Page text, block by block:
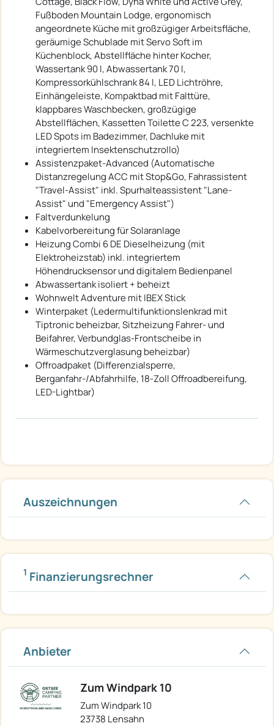
Fußboden Mountain Lodge, ergonomisch
angeordnete Küche mit großzügiger Arbeitsfläche,
geräumige Schublade mit Servo Soft im
Küchenblock, Abstellfläche hinter Kocher,
Wassertank 90 l, Abwassertank 70 l,
Kompressorkühlschrank 84 l, LED Lichtröhre,
Einhängeleiste, Kompaktbad mit Falttüre,
klappbares Waschbecken, großzügige
Abstellflächen, Kassetten Toilette C 223, versenkte
LED Spots im Badezimmer, Dachluke mit
integriertem Insektenschutzrollo)
Assistenzpaket-Advanced (Automatische
Distanzregelung ACC mit Stop&Go, Fahrassistent
"Travel-Assist" inkl. Spurhalteassistent "Lane-
Assist" und "Emergency Assist")
Faltverdunkelung
Kabelvorbereitung für Solaranlage
Heizung Combi 6 DE Dieselheizung (mit
Elektroheizstab) inkl. integriertem
Höhendrucksensor und digitalem Bedienpanel
Abwassertank isoliert + beheizt
Wohnwelt Adventure mit IBEX Stick
Winterpaket (Ledermultifunktionslenkrad mit
Tiptronic beheizbar, Sitzheizung Fahrer- und
Beifahrer, Verbundglas-Frontscheibe in
Wärmeschutzverglasung beheizbar)
Offroadpaket (Differenzialsperre,
Berganfahr-/Abfahrhilfe, 18-Zoll Offroadbereifung,
LED-Lightbar)
Auszeichnungen
1 Finanzierungsrechner
Anbieter
Zum Windpark 10
Zum Windpark 10
23738 Lensahn